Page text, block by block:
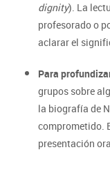
dignity). La
profesorado o
aclarar el
Para
grupos sobre
la biografía de
comprometido.
presentación